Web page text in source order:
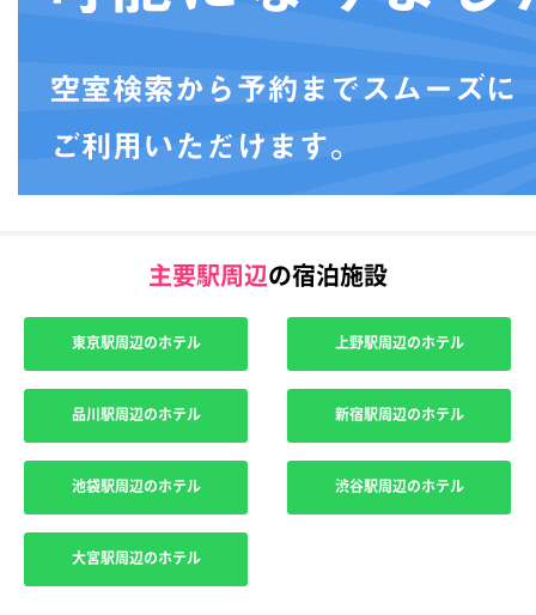
主要駅周辺の宿泊施設
東京駅周辺のホテル 上野駅周辺のホテル
品川駅周辺のホテル 新宿駅周辺のホテル
池袋駅周辺のホテル 渋谷駅周辺のホテル
大宮駅周辺のホテル